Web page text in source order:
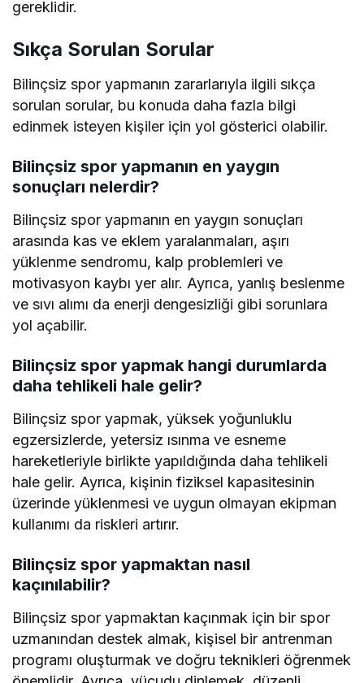
gereklidir.
Sıkça Sorulan Sorular
Bilinçsiz spor yapmanın zararlarıyla ilgili sıkça
sorulan sorular, bu konuda daha fazla bilgi
edinmek isteyen kişiler için yol gösterici olabilir.
Bilinçsiz spor yapmanın en yaygın
sonuçları nelerdir?
Bilinçsiz spor yapmanın en yaygın sonuçları
arasında kas ve eklem yaralanmaları, aşırı
yüklenme sendromu, kalp problemleri ve
motivasyon kaybı yer alır. Ayrıca, yanlış beslenme
ve sıvı alımı da enerji dengesizliği gibi sorunlara
yol açabilir.
Bilinçsiz spor yapmak hangi durumlarda
daha tehlikeli hale gelir?
Bilinçsiz spor yapmak, yüksek yoğunluklu
egzersizlerde, yetersiz ısınma ve esneme
hareketleriyle birlikte yapıldığında daha tehlikeli
hale gelir. Ayrıca, kişinin fiziksel kapasitesinin
üzerinde yüklenmesi ve uygun olmayan ekipman
kullanımı da riskleri artırır.
Bilinçsiz spor yapmaktan nasıl
kaçınılabilir?
Bilinçsiz spor yapmaktan kaçınmak için bir spor
uzmanından destek almak, kişisel bir antrenman
programı oluşturmak ve doğru teknikleri öğrenmek